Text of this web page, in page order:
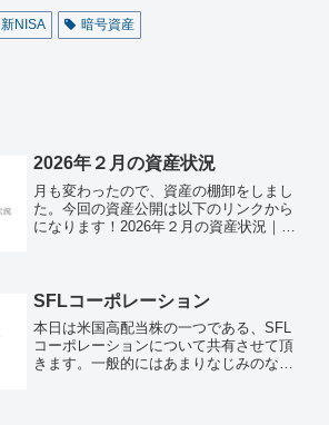
新NISA 暗号資産
2026年２月の資産状況
月も変わったので、資産の棚卸をしまし
た。今回の資産公開は以下のリンクから
になります！2026年２月の資産状況｜人
しければ応援クリック...
SFLコーポレーション
本日は米国高配当株の一つである、SFL
コーポレーションについて共有させて頂
きます。一般的にはあまりなじみのない